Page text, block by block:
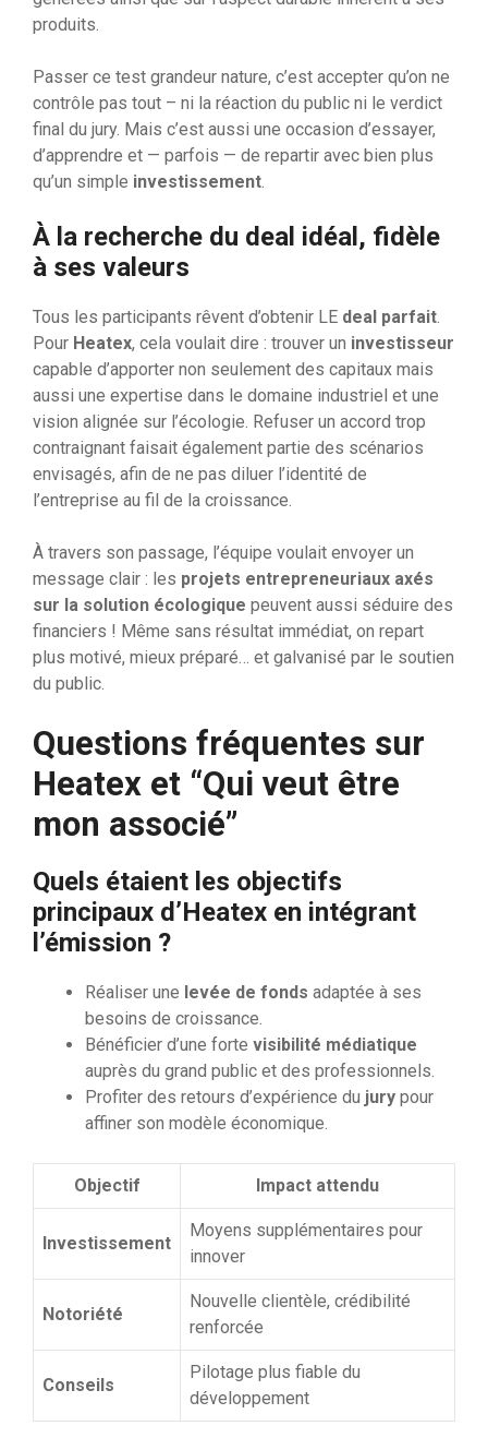
produits.
Passer ce test grandeur nature, c’est accepter qu’on ne
contrôle pas tout – ni la réaction du public ni le verdict
final du jury. Mais c’est aussi une occasion d’essayer,
d’apprendre et — parfois — de repartir avec bien plus
qu’un simple investissement
À la recherche du deal idéal, fidèle
à ses valeurs
Tous les participants rêvent d’obtenir LE deal parfait
Pour Heatex, cela voulait dire : trouver un investisseur
capable d’apporter non seulement des capitaux mais
aussi une expertise dans le domaine industriel et une
vision alignée sur l’écologie. Refuser un accord trop
contraignant faisait également partie des scénarios
envisagés, afin de ne pas diluer l’identité de
l’entreprise au fil de la croissance.
À travers son passage, l’équipe voulait envoyer un
message clair : les projets entrepreneuriaux axés
sur la solution écologique peuvent aussi séduire des
financiers ! Même sans résultat immédiat, on repart
plus motivé, mieux préparé… et galvanisé par le soutien
du public.
Questions fréquentes sur
Heatex et “Qui veut être
mon associé”
Quels étaient les objectifs
principaux d’Heatex en intégrant
l’émission ?
Réaliser une levée de fonds adaptée à ses
besoins de croissance.
Bénéficier d’une forte visibilité médiatique
auprès du grand public et des professionnels.
Profiter des retours d’expérience du jury pour
affiner son modèle économique.
Objectif Impact attendu
Investissement
Moyens supplémentaires pour
innover
Notoriété
Nouvelle clientèle, crédibilité
renforcée
Conseils
Pilotage plus fiable du
développement